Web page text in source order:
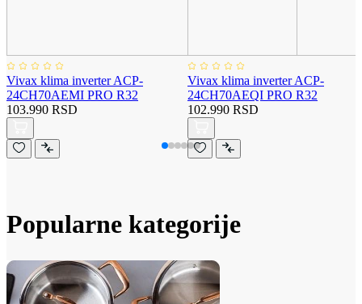
Vivax klima inverter ACP-
24CH70AEMI PRO R32
103.990 RSD
Vivax klima inverter ACP-
24CH70AEQI PRO R32
102.990 RSD
Popularne kategorije